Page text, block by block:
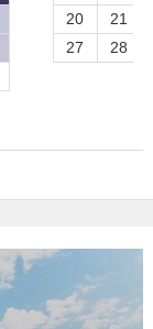
20
21
27
28